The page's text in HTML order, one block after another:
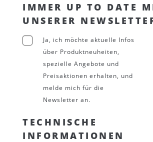
IMMER UP TO DATE
UNSERER
Ja, ich möchte aktuelle Infos
über Produktneuheiten,
spezielle Angebote und
Preisaktionen erhalten, und
melde mich für die
Newsletter an.
TECHNISCHE
INFORMATIONEN